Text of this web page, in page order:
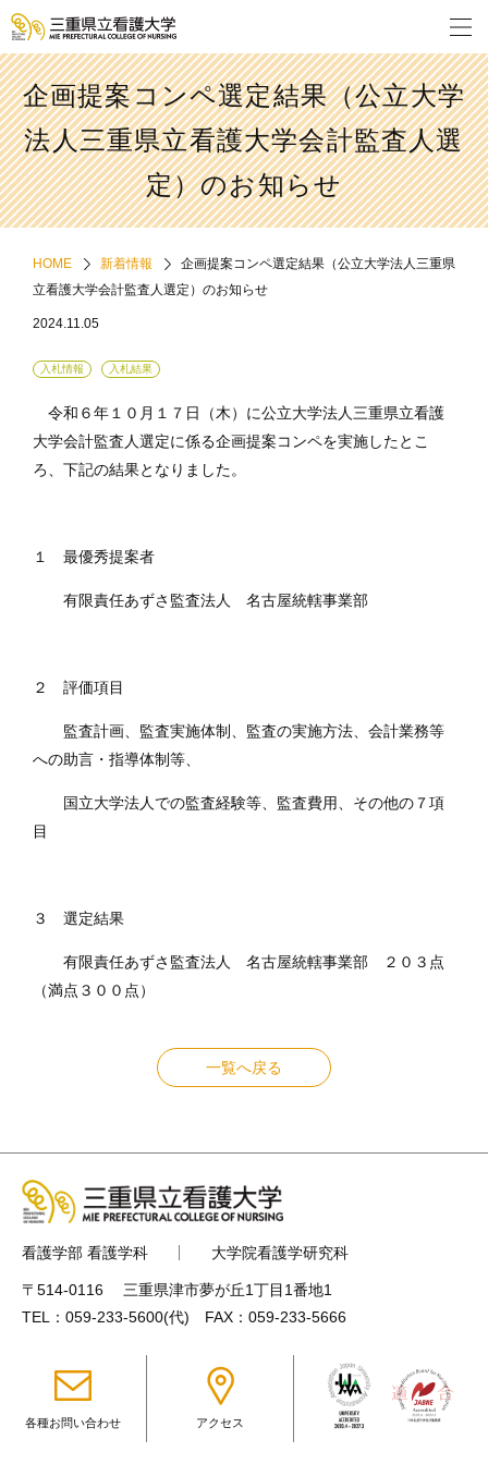
企画提案コンペ選定結果（公立大学
法人三重県立看護大学会計監査人選
定）のお知らせ
HOME 新着情報
企画提案コンペ選定結果（公立大学法人三重県
立看護大学会計監査人選定）のお知らせ
2024.11.05
入札情報 入札結果
令和６年１０月１７日（木）に公立大学法人三重県立看護
大学会計監査人選定に係る企画提案コンペを実施したとこ
ろ、下記の結果となりました。
１ 最優秀提案者
有限責任あずさ監査法人 名古屋統轄事業部
２ 評価項目
監査計画、監査実施体制、監査の実施方法、会計業務等
への助言・指導体制等、
国立大学法人での監査経験等、監査費用、その他の７項
目
３ 選定結果
有限責任あずさ監査法人 名古屋統轄事業部 ２０３点
（満点３００点）
一覧へ戻る
看護学部 看護学科 大学院看護学研究科
〒514-0116 三重県津市夢が丘1丁目1番地1
TEL： 059-233-5600(代) FAX：059-233-5666
各種お問い合わせ アクセス